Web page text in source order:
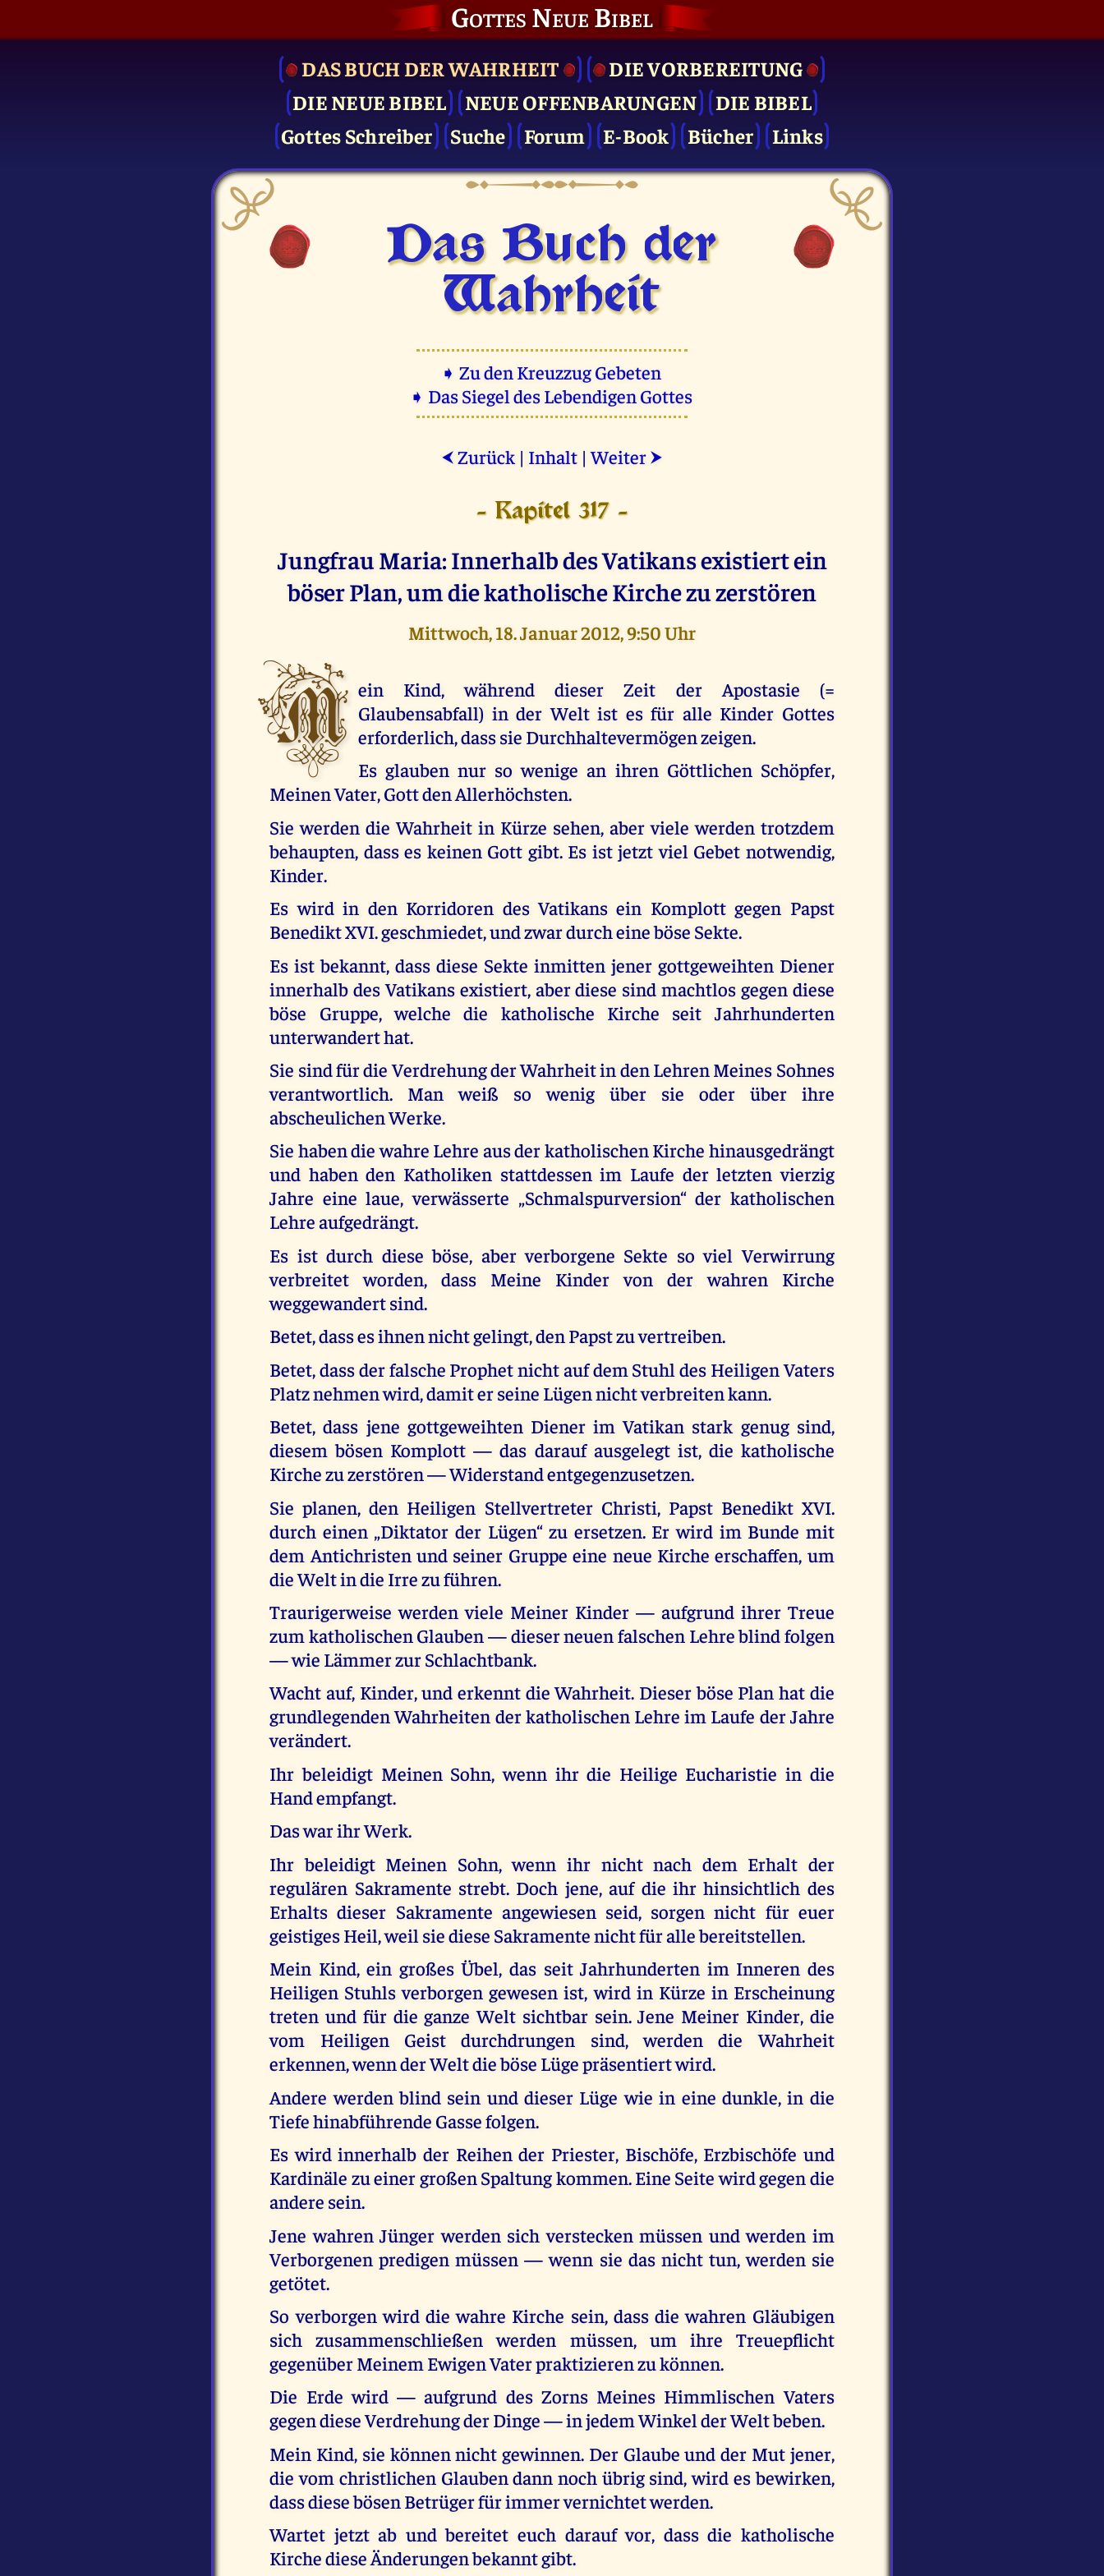
Gottes Neue Bibel
DAS BUCH DER WAHRHEIT
DIE VOR­BEREITUNG
DIE NEUE BIBEL
NEUE OFFENBARUNGEN
DIE BIBEL
Gottes Schreiber
Suche Forum E-Book Bücher Links
Das Buch der
Wahrheit
➧ Zu den Kreuzzug Gebeten
➧ Das Siegel des Lebendigen Gottes
⮜ Zurück | Inhalt |Weiter ⮞
- Kapitel 317 -
Jungfrau Maria: Innerhalb des Vatikans existiert ein
böser Plan, um die katholische Kirche zu zerstören
Mittwoch, 18. Januar 2012, 9:50 Uhr
M ein Kind, während dieser Zeit der Apostasie (=
Glaubensabfall) in der Welt ist es für alle Kinder Gottes
erforderlich, dass sie Durchhaltevermögen zeigen.
Es glauben nur so wenige an ihren Göttlichen Schöpfer,
Meinen Vater, Gott den Allerhöchsten.
Sie werden die Wahrheit in Kürze sehen, aber viele werden trotzdem
behaupten, dass es keinen Gott gibt. Es ist jetzt viel Gebet notwendig,
Kinder.
Es wird in den Korridoren des Vatikans ein Komplott gegen Papst
Benedikt XVI. geschmiedet, und zwar durch eine böse Sekte.
Es ist bekannt, dass diese Sekte inmitten jener gottgeweihten Diener
innerhalb des Vatikans existiert, aber diese sind machtlos gegen diese
böse Gruppe, welche die katholische Kirche seit Jahrhunderten
unterwandert hat.
Sie sind für die Verdrehung der Wahrheit in den Lehren Meines Sohnes
verantwortlich. Man weiß so wenig über sie oder über ihre
abscheulichen Werke.
Sie haben die wahre Lehre aus der katholischen Kirche hinausgedrängt
und haben den Katholiken stattdessen im Laufe der letzten vierzig
Jahre eine laue, verwässerte „Schmalspurversion“ der katholischen
Lehre aufgedrängt.
Es ist durch diese böse, aber verborgene Sekte so viel Verwirrung
verbreitet worden, dass Meine Kinder von der wahren Kirche
weggewandert sind.
Betet, dass es ihnen nicht gelingt, den Papst zu vertreiben.
Betet, dass der falsche Prophet nicht auf dem Stuhl des Heiligen Vaters
Platz nehmen wird, damit er seine Lügen nicht verbreiten kann.
Betet, dass jene gottgeweihten Diener im Vatikan stark genug sind,
diesem bösen Komplott — das darauf ausgelegt ist, die katholische
Kirche zu zerstören — Widerstand entgegenzusetzen.
Sie planen, den Heiligen Stellvertreter Christi, Papst Benedikt XVI.
durch einen „Diktator der Lügen“ zu ersetzen. Er wird im Bunde mit
dem Antichristen und seiner Gruppe eine neue Kirche erschaffen, um
die Welt in die Irre zu führen.
Traurigerweise werden viele Meiner Kinder — aufgrund ihrer Treue
zum katholischen Glauben — dieser neuen falschen Lehre blind folgen
— wie Lämmer zur Schlachtbank.
Wacht auf, Kinder, und erkennt die Wahrheit. Dieser böse Plan hat die
grundlegenden Wahrheiten der katholischen Lehre im Laufe der Jahre
verändert.
Ihr beleidigt Meinen Sohn, wenn ihr die Heilige Eucharistie in die
Hand empfangt.
Das war ihr Werk.
Ihr beleidigt Meinen Sohn, wenn ihr nicht nach dem Erhalt der
regulären Sakramente strebt. Doch jene, auf die ihr hinsichtlich des
Erhalts dieser Sakramente angewiesen seid, sorgen nicht für euer
geistiges Heil, weil sie diese Sakramente nicht für alle bereitstellen.
Mein Kind, ein großes Übel, das seit Jahrhunderten im Inneren des
Heiligen Stuhls verborgen gewesen ist, wird in Kürze in Erscheinung
treten und für die ganze Welt sichtbar sein. Jene Meiner Kinder, die
vom Heiligen Geist durchdrungen sind, werden die Wahrheit
erkennen, wenn der Welt die böse Lüge präsentiert wird.
Andere werden blind sein und dieser Lüge wie in eine dunkle, in die
Tiefe hinabführende Gasse folgen.
Es wird innerhalb der Reihen der Priester, Bischöfe, Erzbischöfe und
Kardinäle zu einer großen Spaltung kommen. Eine Seite wird gegen die
andere sein.
Jene wahren Jünger werden sich verstecken müssen und werden im
Verborgenen predigen müssen — wenn sie das nicht tun, werden sie
getötet.
So verborgen wird die wahre Kirche sein, dass die wahren Gläubigen
sich zusammenschließen werden müssen, um ihre Treuepflicht
gegenüber Meinem Ewigen Vater praktizieren zu können.
Die Erde wird — aufgrund des Zorns Meines Himmlischen Vaters
gegen diese Verdrehung der Dinge — in jedem Winkel der Welt beben.
Mein Kind, sie können nicht gewinnen. Der Glaube und der Mut jener,
die vom christlichen Glauben dann noch übrig sind, wird es bewirken,
dass diese bösen Betrüger für immer vernichtet werden.
Wartet jetzt ab und bereitet euch darauf vor, dass die katholische
Kirche diese Änderungen bekannt gibt.